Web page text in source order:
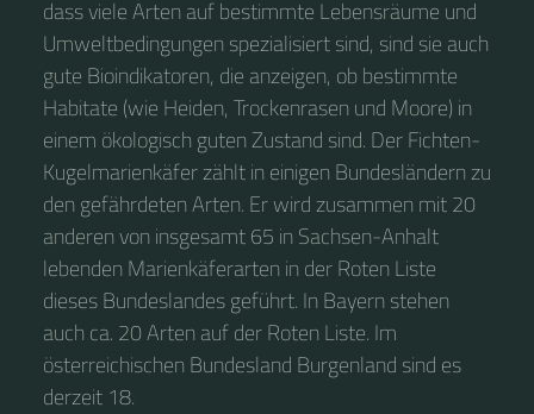
dass viele Arten auf bestimmte Lebensräume und
Umweltbedingungen spezialisiert sind, sind sie auch
gute Bioindikatoren, die anzeigen, ob bestimmte
Habitate (wie Heiden, Trockenrasen und Moore) in
einem ökologisch guten Zustand sind. Der Fichten-
Kugelmarienkäfer zählt in einigen Bundesländern zu
den gefährdeten Arten. Er wird zusammen mit 20
anderen von insgesamt 65 in Sachsen-Anhalt
lebenden Marienkäferarten in der Roten Liste
dieses Bundeslandes geführt. In Bayern stehen
auch ca. 20 Arten auf der Roten Liste. Im
österreichischen Bundesland Burgenland sind es
derzeit 18.